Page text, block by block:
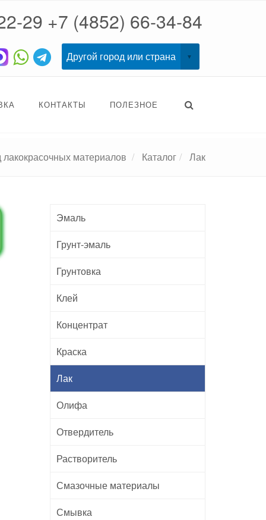
29 +7 (4852) 66-34-84
КОНТАКТЫ ПОЛЕЗНОЕ
материалов Каталог Лак
Эмаль
Грунт-эмаль
Грунтовка
Клей
Концентрат
Краска
Лак
Олифа
Отвердитель
Растворитель
Смазочные материалы
Смывка